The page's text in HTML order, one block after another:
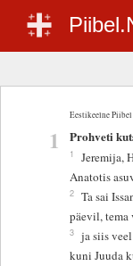
Eestikeelne
1 Prohveti
1
Jeremija,
Anatotis
2 Ta sai
päevil, tema
3 ja siis
kuni Juuda